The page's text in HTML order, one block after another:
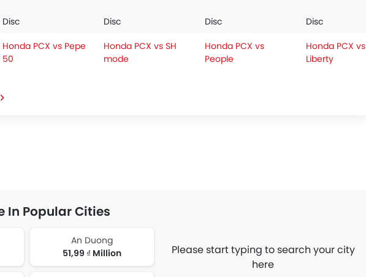
Disc Disc Disc
Disc
Honda PCX vs Pepe
50
Honda PCX vs SH
mode
Honda PCX vs
People
Honda PCX vs
Liberty
In Popular Cities
An Duong
51,99 ₫ Million
Please start typing to search your city
here